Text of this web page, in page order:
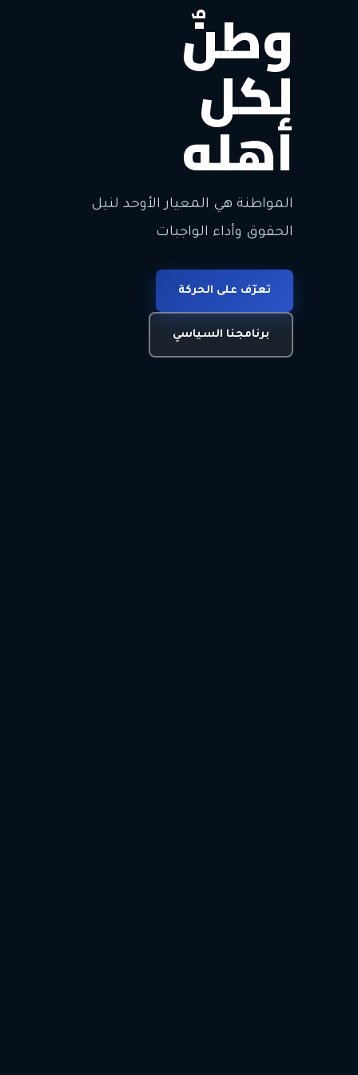
وطنٌ لكل أهله
المواطنة هي المعيار الأوحد لنيل الحقوق وأداء
تعرّف على الحركة
معاً من أجل
الحرية • الوحدة • السلام • الديمقراطية
انضم للحركة